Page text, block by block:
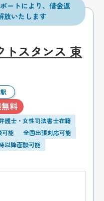
ートにより、借金返
放いたします
トスタンス 東
料
護士・女性司法書士在籍
可能
全国出張対応可能
以降面談可能